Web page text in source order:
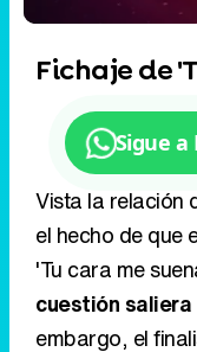
Fichaje de
Sigue a
Vista la relación
el hecho de que
'Tu cara me
cuestión
embargo, el